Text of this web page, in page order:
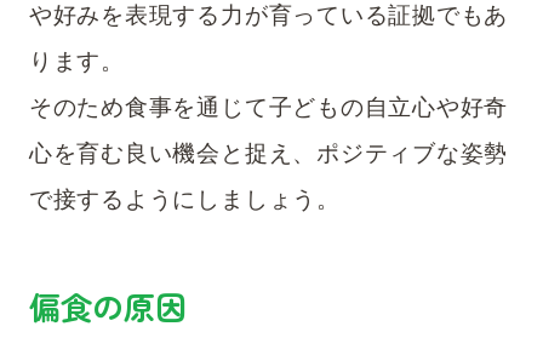
や好みを表現する力が育っている証拠でもあ
ります。
そのため食事を通じて子どもの自立心や好奇
心を育む良い機会と捉え、ポジティブな姿勢
で接するようにしましょう。
偏食の原因